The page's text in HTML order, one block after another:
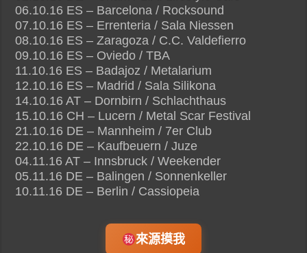
06.10.16 ES – Barcelona / Rocksound
07.10.16 ES – Errenteria / Sala Niessen
08.10.16 ES – Zaragoza / C.C. Valdefierro
09.10.16 ES – Oviedo / TBA
11.10.16 ES – Badajoz / Metalarium
12.10.16 ES – Madrid / Sala Silikona
14.10.16 AT – Dornbirn / Schlachthaus
15.10.16 CH – Lucern / Metal Scar Festival
21.10.16 DE – Mannheim / 7er Club
22.10.16 DE – Kaufbeuern / Juze
04.11.16 AT – Innsbruck / Weekender
05.11.16 DE – Balingen / Sonnenkeller
10.11.16 DE – Berlin / Cassiopeia
來源摸我